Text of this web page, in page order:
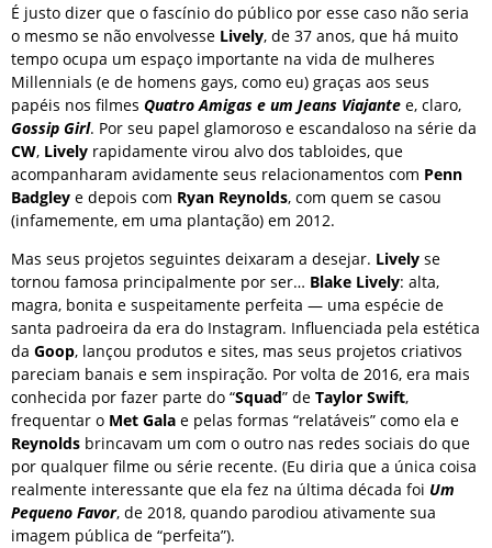
É justo dizer que o fascínio do público por esse caso não seria
o mesmo se não envolvesse Lively, de 37 anos, que há muito
tempo ocupa um espaço importante na vida de mulheres
Millennials (e de homens gays, como eu) graças aos seus
papéis nos filmes Quatro Amigas e um Jeans Viajante e, claro,
Gossip Girl. Por seu papel glamoroso e escandaloso na série da
CW, Lively rapidamente virou alvo dos tabloides, que
acompanharam avidamente seus relacionamentos com Penn
Badgley e depois com Ryan Reynolds, com quem se casou
(infamemente, em uma plantação) em 2012.
Mas seus projetos seguintes deixaram a desejar. Lively se
tornou famosa principalmente por ser… Blake Lively: alta,
magra, bonita e suspeitamente perfeita — uma espécie de
santa padroeira da era do Instagram. Influenciada pela estética
da Goop, lançou produtos e sites, mas seus projetos criativos
pareciam banais e sem inspiração. Por volta de 2016, era mais
conhecida por fazer parte do “Squad” de Taylor Swift,
frequentar o Met Gala e pelas formas “relatáveis” como ela e
Reynolds brincavam um com o outro nas redes sociais do que
por qualquer filme ou série recente. (Eu diria que a única coisa
realmente interessante que ela fez na última década foi Um
Pequeno Favor, de 2018, quando parodiou ativamente sua
imagem pública de “perfeita”).